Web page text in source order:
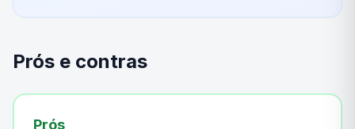
Prós e contras
Prós